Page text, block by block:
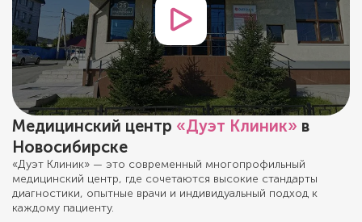
Медицинский центр «Дуэт Клиник» в
Новосибирске
«Дуэт Клиник» — это современный многопрофильный
медицинский центр, где сочетаются высокие стандарты
диагностики, опытные врачи и индивидуальный подход к
каждому пациенту.